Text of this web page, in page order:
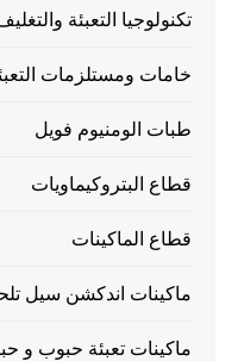
تكنولوجيا التعبئة
خامات ومستلزمات
طبات الومنيوم فويل
قطاع البتروكيماويات
قطاع الماكينات
ماكينات اندكشن سيل
ماكينات تعبئة حبوب و